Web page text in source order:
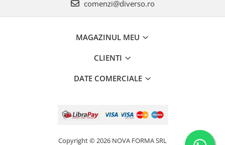
comenzi@diverso.ro
MAGAZINUL MEU
CLIENTI
DATE COMERCIALE
Copyright © 2026 NOVA FORMA SRL